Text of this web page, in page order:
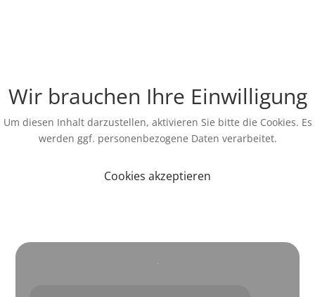
Wir brauchen Ihre Einwilligung
Um diesen Inhalt darzustellen, aktivieren Sie bitte die Cookies. Es
werden ggf. personenbezogene Daten verarbeitet.
Cookies akzeptieren